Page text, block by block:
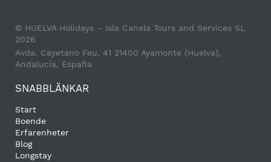
© HUELVA Holidays – Isla Canela Tours and Services SL
2026
Avda. Cayetano Feu, 41 21400 Ayamonte (Huelva),
Andalucía, España
SNABBLÄNKAR
Start
Boende
Erfarenheter
Blog
Longstay